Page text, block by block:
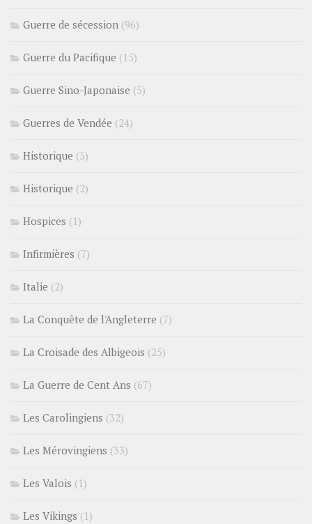
Guerre de sécession (96)
Guerre du Pacifique (15)
Guerre Sino-Japonaise (5)
Guerres de Vendée (24)
Historique (5)
Historique (2)
Hospices (1)
Infirmières (7)
Italie (2)
La Conquête de l'Angleterre (7)
La Croisade des Albigeois (25)
La Guerre de Cent Ans (67)
Les Carolingiens (32)
Les Mérovingiens (33)
Les Valois (1)
Les Vikings (1)